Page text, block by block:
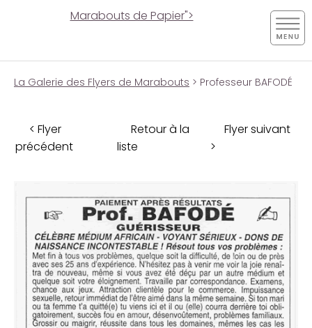
Marabouts de Papier">
La Galerie des Flyers de Marabouts > Professeur BAFODÉ
< Flyer
précédent
Retour à la
liste
Flyer suivant
>